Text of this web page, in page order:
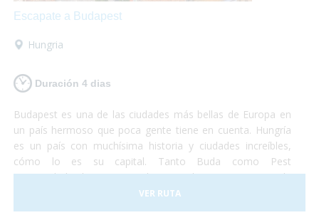
Escapate a Budapest
Hungria
Duración 4 dias
Budapest es una de las ciudades más bellas de Europa en
un país hermoso que poca gente tiene en cuenta. Hungría
es un país con muchísima historia y ciudades increíbles,
cómo lo es su capital. Tanto Buda como Pest
eran ciudades hermosas y ahora que lucen como una sola
son la combinación más bella que puedas imaginar. Así que
si tienes unos días no te lo pienses más y vete a conocer
VER RUTA